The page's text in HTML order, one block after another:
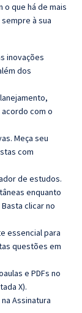
o que há de mais
à sua
inovações
dos
com o
Meça seu
com
de estudos.
enquanto
clicar no
essencial para
questões em
e PDFs no
X).
Assinatura